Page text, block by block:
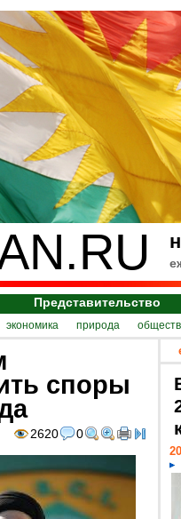
Представительство
экономика природа
споры
2620 0